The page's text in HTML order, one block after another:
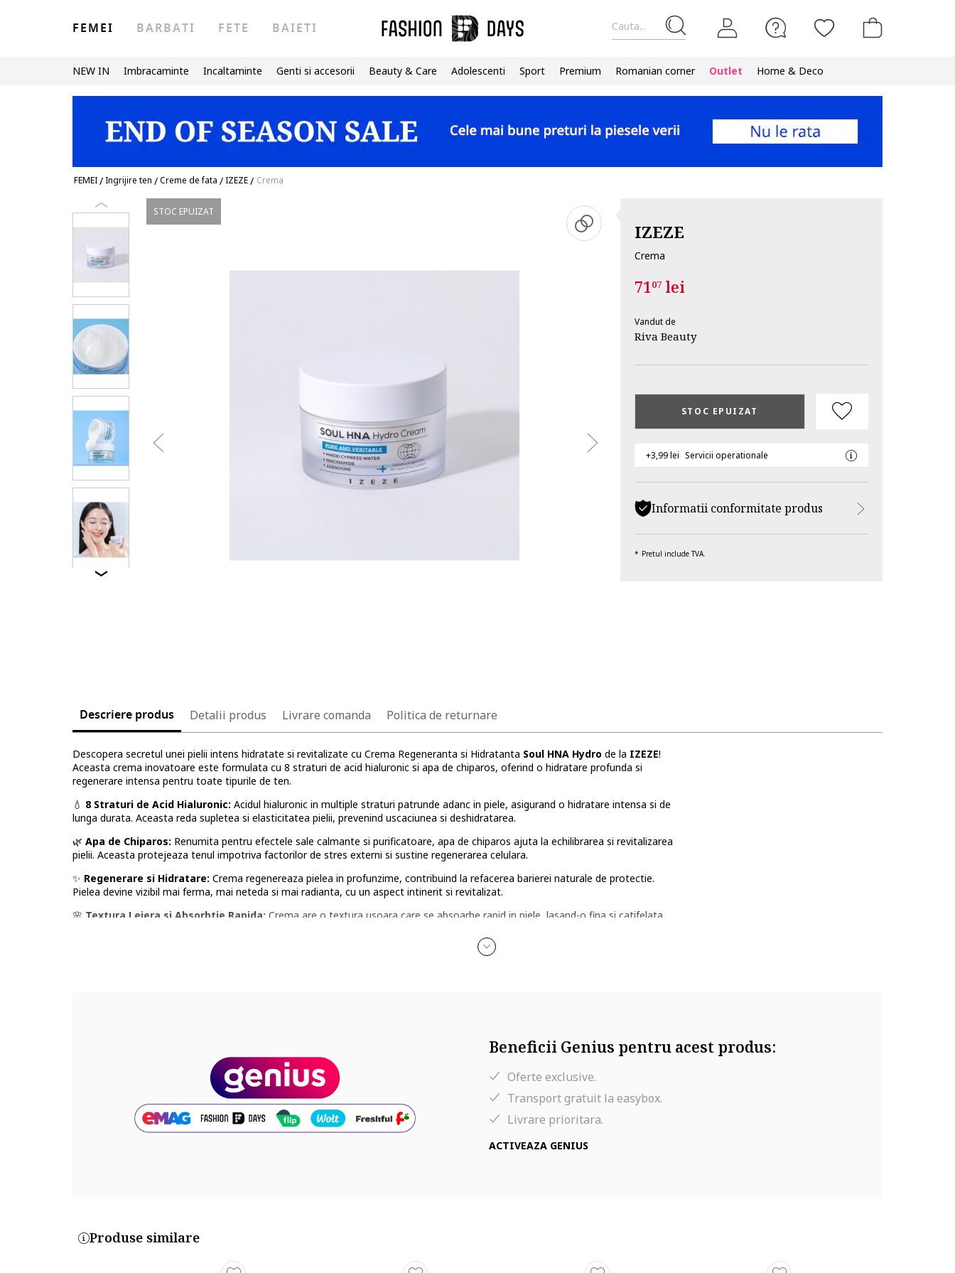
Cauta...
FEMEI BARBATI FETE BAIETI
NEW IN Imbracaminte Incaltaminte Genti si accesorii Beauty & Care Adolescenti Sport Premium Romanian corner Outlet Home & Deco
FEMEI/Ingrijire ten /Creme de fata /IZEZE/ Crema
STOC EPUIZAT
IZEZE
Crema
7107lei
Vandut de
Riva Beauty
STOC EPUIZAT
+3,99 lei Servicii operationale
Informatii conformitate produs
Pretul include TVA.
Descriere produs Detalii produs Livrare comanda Politica de returnare
Descopera secretul unei pielii intens hidratate si revitalizate cu Crema Regeneranta si Hidratanta Soul HNA Hydro de la IZEZE!
Aceasta crema inovatoare este formulata cu 8 straturi de acid hialuronic si apa de chiparos, oferind o hidratare profunda si
regenerare intensa pentru toate tipurile de ten.
💧 8 Straturi de Acid Hialuronic: Acidul hialuronic in multiple straturi patrunde adanc in piele, asigurand o hidratare intensa si de
lunga durata. Aceasta reda supletea si elasticitatea pielii, prevenind uscaciunea si deshidratarea.
🌿 Apa de Chiparos: Renumita pentru efectele sale calmante si purificatoare, apa de chiparos ajuta la echilibrarea si revitalizarea
pielii. Aceasta protejeaza tenul impotriva factorilor de stres externi si sustine regenerarea celulara.
✨ Regenerare si Hidratare: Crema regenereaza pielea in profunzime, contribuind la refacerea barierei naturale de protectie.
Pielea devine vizibil mai ferma, mai neteda si mai radianta, cu un aspect intinerit si revitalizat.
🌸 Textura Lejera si Absorbtie Rapida: Crema are o textura usoara care se absoarbe rapid in piele, lasand-o fina si catifelata
Crema Regeneranta si Hidratanta cu 8 Straturi de Acid Hialuronic si Apa de Chiparos
Beneficii Genius pentru acest produs:
Oferte exclusive.
Transport gratuit la easybox.
Livrare prioritara.
ACTIVEAZA GENIUS
Produse similare